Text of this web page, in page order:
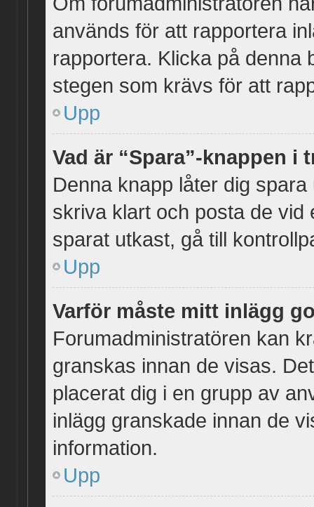
används för att rapportera
rapportera. Klicka på denna
stegen som krävs för att
Upp
Vad är “Spara”-knappen
Denna knapp låter dig
skriva klart och posta de vid
sparat utkast, gå till
Upp
Varför måste mitt inlägg
Forumadministratören kan
granskas innan de visas.
placerat dig i en grupp av
inlägg granskade innan de
information.
Upp